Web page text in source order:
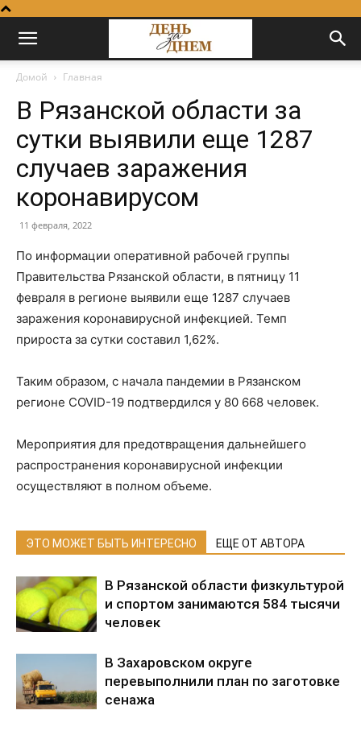
Домой Главная
В Рязанской области за
сутки выявили еще 1287
случаев заражения
коронавирусом
11 февраля, 2022
По информации оперативной рабочей группы
Правительства Рязанской области, в пятницу 11
февраля в регионе выявили еще 1287 случаев
заражения коронавирусной инфекцией. Темп
прироста за сутки составил 1,62%.
Таким образом, с начала пандемии в Рязанском
регионе COVID-19 подтвердился у 80 668 человек.
Мероприятия для предотвращения дальнейшего
распространения коронавирусной инфекции
осуществляют в полном объеме.
ЭТО МОЖЕТ БЫТЬ ИНТЕРЕСНО ЕЩЕ ОТ АВТОРА
В Рязанской области физкультурой
и спортом занимаются 584 тысячи
человек
В Захаровском округе
перевыполнили план по заготовке
сенажа